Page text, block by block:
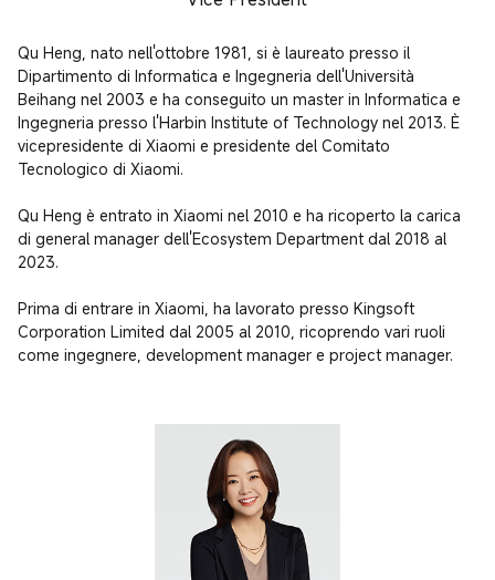
Qu Heng, nato nell'ottobre 1981, si è laureato presso il
Dipartimento di Informatica e Ingegneria dell'Università
Beihang nel 2003 e ha conseguito un master in Informatica e
Ingegneria presso l'Harbin Institute of Technology nel 2013. È
vicepresidente di Xiaomi e presidente del Comitato
Tecnologico di Xiaomi.
Qu Heng è entrato in Xiaomi nel 2010 e ha ricoperto la carica
di general manager dell'Ecosystem Department dal 2018 al
2023.
Prima di entrare in Xiaomi, ha lavorato presso Kingsoft
Corporation Limited dal 2005 al 2010, ricoprendo vari ruoli
come ingegnere, development manager e project manager.